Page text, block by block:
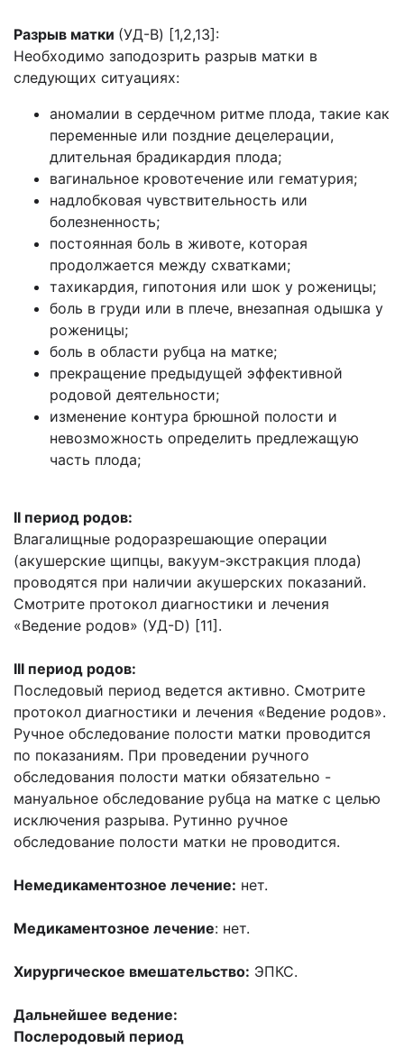
Разрыв матки (УД-B) [1,2,13]:
Необходимо заподозрить разрыв матки в
следующих ситуациях:
аномалии в сердечном ритме плода, такие как
переменные или поздние децелерации,
длительная брадикардия плода;
вагинальное кровотечение или гематурия;
надлобковая чувствительность или
болезненность;
постоянная боль в животе, которая
продолжается между схватками;
тахикардия, гипотония или шок у роженицы;
боль в груди или в плече, внезапная одышка у
роженицы;
боль в области рубца на матке;
прекращение предыдущей эффективной
родовой деятельности;
изменение контура брюшной полости и
невозможность определить предлежащую
часть плода;
II период родов:
Влагалищные родоразрешающие операции
(акушерские щипцы, вакуум-экстракция плода)
проводятся при наличии акушерских показаний.
Смотрите протокол диагностики и лечения
«Ведение родов» (УД-D) [11].
III период родов:
Последовый период ведется активно. Смотрите
протокол диагностики и лечения «Ведение родов».
Ручное обследование полости матки проводится
по показаниям. При проведении ручного
обследования полости матки обязательно -
мануальное обследование рубца на матке с целью
исключения разрыва. Рутинно ручное
обследование полости матки не проводится.
Немедикаментозное лечение: нет.
Медикаментозное лечение: нет.
Хирургическое вмешательство: ЭПКС.
Дальнейшее ведение:
Послеродовый период